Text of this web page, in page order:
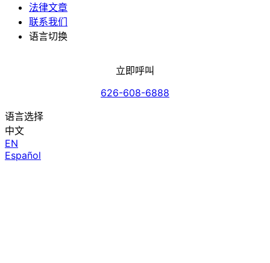
法律文章
联系我们
语言切换
立即呼叫
626-608-6888
语言选择
中文
EN
Español